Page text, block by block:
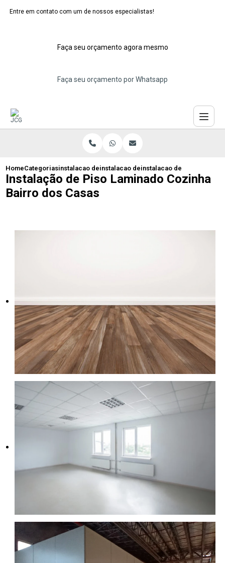
Entre em contato com um de nossos especialistas!
Faça seu orçamento agora mesmo
Faça seu orçamento por Whatsapp
HomeCategoriasinstalacao de pisos laminados
instalacao de piso laminado de madeira
instalacao de piso
Instalação de Piso Laminado Cozinha
Bairro dos Casas